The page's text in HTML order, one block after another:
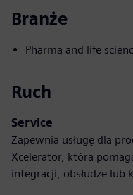
Branże
Pharma and life
Ruch
Service
Zapewnia usługę dla
Xcelerator, która
integracji, obsłudze lub